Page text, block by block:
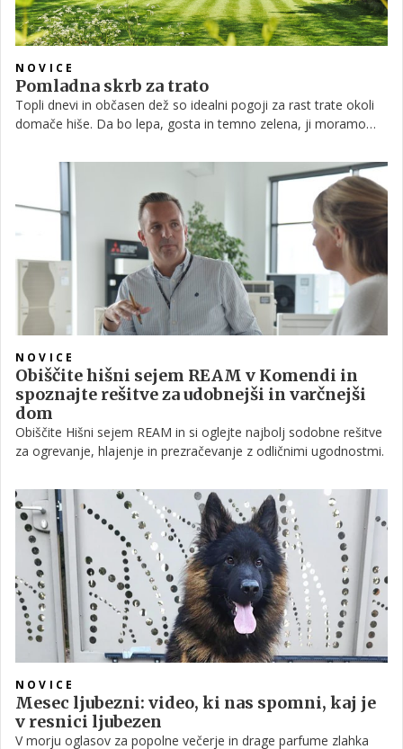
NOVICE
Pomladna skrb za trato
Topli dnevi in občasen dež so idealni pogoji za rast trate okoli
domače hiše. Da bo lepa, gosta in temno zelena, ji moramo
gnojila in redna košnja je osnova dela na trati.
NOVICE
Obiščite hišni sejem REAM v Komendi in
spoznajte rešitve za udobnejši in varčnejši
dom
Obiščite Hišni sejem REAM in si oglejte najbolj sodobne rešitve
za ogrevanje, hlajenje in prezračevanje z odličnimi ugodnostmi.
NOVICE
Mesec ljubezni: video, ki nas spomni, kaj je
v resnici ljubezen
V morju oglasov za popolne večerje in drage parfume zlahka